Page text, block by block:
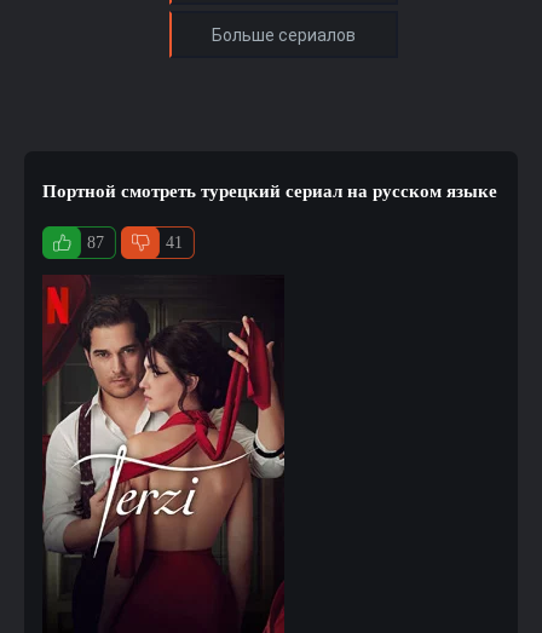
Портной смотреть турецкий сериал на русском языке
87 41